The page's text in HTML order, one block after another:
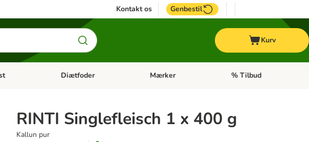
Kontakt os Genbestil
Kurv
kategori menu: FuglÅben kategori menu: Hest
Diætfoder Åben kategori menu: Diætfoder
Mærker Åben kategori menu:
% Tilbud
RINTI Singlefleisch 1 x 400 g
Kallun pur